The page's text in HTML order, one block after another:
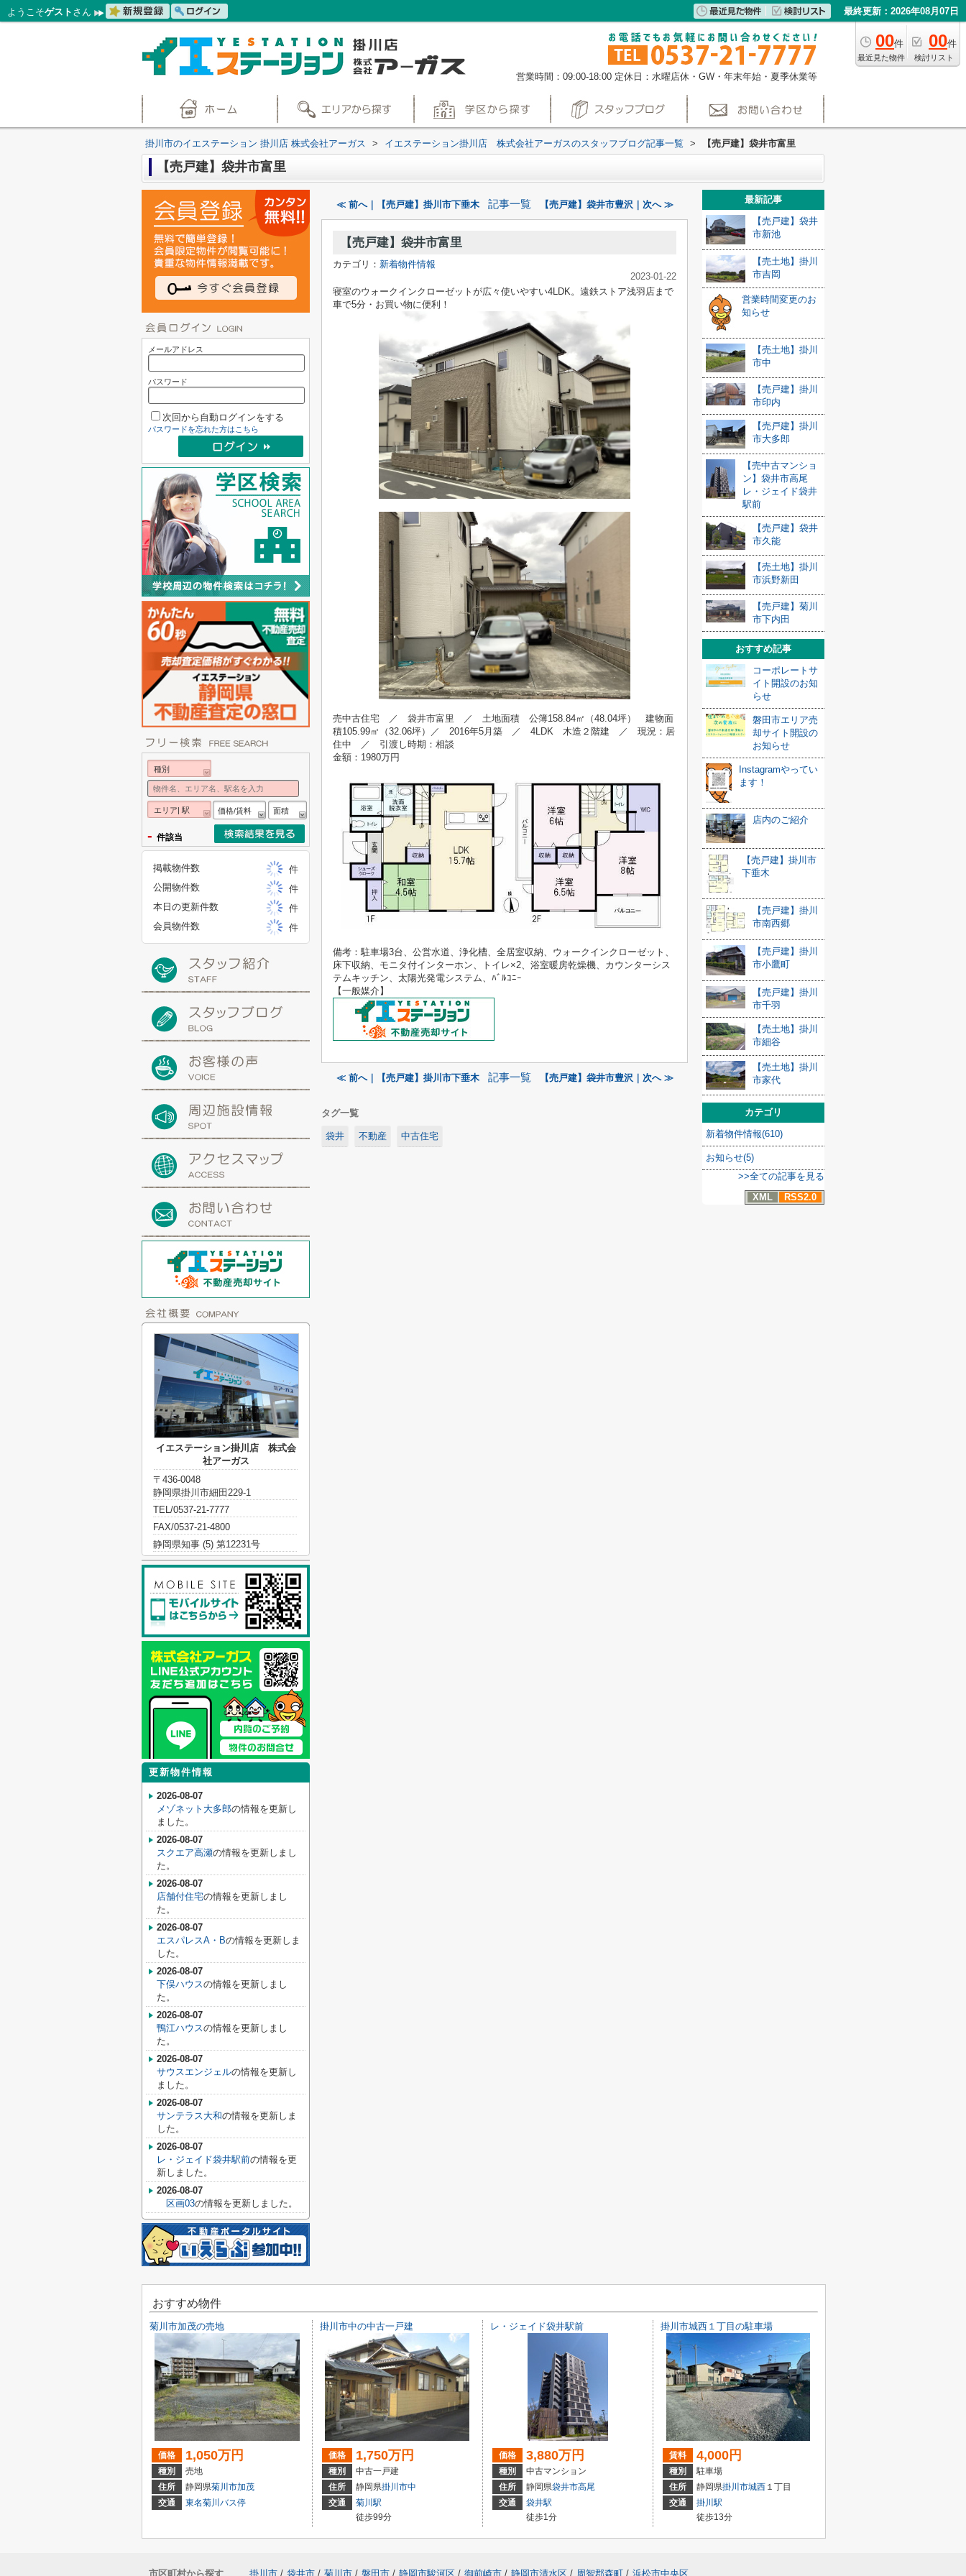
ようこそゲスト さん 最終更新：2026年08月07日
00件
最近見た物件
00件
検討リスト
営業時間：09:00-18:00 定休日：水曜店休・GW・年末年始・夏季休業等
掛川市のイエステーション 掛川店 株式会社アーガス > イエステーション掛川店 株式会社アーガスのスタッフブログ記事一覧 > 【売戸建】袋井市富里
【売戸建】袋井市富里
≪ 前へ｜【売戸建】掛川市下垂木 記事一覧 【売戸建】袋井市豊沢｜次へ ≫
【売戸建】袋井市富里
カテゴリ： 新着物件情報
2023-01-22
寝室のウォークインクローゼットが広々使いやすい4LDK。遠鉄ストア浅羽店まで
車で5分・お買い物に便利！
売中古住宅 ／ 袋井市富里 ／ 土地面積 公簿158.84㎡（48.04坪） 建物面
積105.99㎡（32.06坪）／ 2016年5月築 ／ 4LDK 木造２階建 ／ 現況：居
住中 ／ 引渡し時期：相談
金額：1980万円
備考： 駐車場3台、公営水道、浄化槽、全居室収納、ウォークインクローゼット、
床下収納、 モニタ付インターホン、トイレ×2、浴室暖房乾燥機、 カウンターシス
テムキッチン、太陽光発電システム、ﾊﾞﾙｺﾆｰ
【一般媒介】
≪ 前へ｜【売戸建】掛川市下垂木 記事一覧 【売戸建】袋井市豊沢｜次へ ≫
タグ一覧
袋井 不動産 中古住宅
最新記事
【売戸建】袋井
市新池
【売土地】掛川
市吉岡
営業時間変更のお
知らせ
【売土地】掛川
市中
【売戸建】掛川
市印内
【売戸建】掛川
市大多郎
【売中古マンショ
ン】袋井市高尾
レ・ジェイド袋井
駅前
【売戸建】袋井
市久能
【売土地】掛川
市浜野新田
【売戸建】菊川
市下内田
おすすめ記事
コーポレートサ
イト開設のお知
らせ
磐田市エリア売
却サイト開設の
お知らせ
Instagramやってい
ます！
店内のご紹介
【売戸建】掛川市
下垂木
【売戸建】掛川
市南西郷
【売戸建】掛川
市小鷹町
【売戸建】掛川
市千羽
【売土地】掛川
市細谷
【売土地】掛川
市家代
カテゴリ
新着物件情報(610)
お知らせ(5)
>>全ての記事を見る
XML
RSS2.0
メールアドレス
パスワード
次回から自動ログインをする
パスワードを忘れた方はこちら
種別
エリア| 駅 価格/賃料 面積
- 件該当
掲載物件数
件
公開物件数
件
本日の更新件数
件
会員物件数
件
イエステーション掛川店 株式会
社アーガス
〒436-0048
静岡県掛川市細田229-1
TEL/0537-21-7777
FAX/0537-21-4800
静岡県知事 (5) 第12231号
更新物件情報
2026-08-07
メゾネット大多郎の情報を更新し
ました。
2026-08-07
スクエア高瀬の情報を更新しまし
た。
2026-08-07
店舗付住宅の情報を更新しまし
た。
2026-08-07
エスパレスA・Bの情報を更新しま
した。
2026-08-07
下俣ハウスの情報を更新しまし
た。
2026-08-07
鴨江ハウスの情報を更新しまし
た。
2026-08-07
サウスエンジェルの情報を更新し
ました。
2026-08-07
サンテラス大和の情報を更新しま
した。
2026-08-07
レ・ジェイド袋井駅前の情報を更
新しました。
2026-08-07
区画03の情報を更新しました。
おすすめ物件
菊川市加茂の売地
価格 1,050万円
種別
売地
住所
静岡県菊川市加茂
交通
東名菊川バス停
掛川市中の中古一戸建
価格 1,750万円
種別
中古一戸建
住所
静岡県掛川市中
交通
菊川駅
徒歩99分
レ・ジェイド袋井駅前
価格 3,880万円
種別
中古マンション
住所
静岡県袋井市高尾
交通
袋井駅
徒歩1分
掛川市城西１丁目の駐車場
賃料 4,000円
種別
駐車場
住所
静岡県掛川市城西 １丁目
交通
掛川駅
徒歩13分
市区町村から探す 掛川市 / 袋井市 / 菊川市 / 磐田市 / 静岡市駿河区 / 御前崎市 / 静岡市清水区 / 周智郡森町 / 浜松市中央区